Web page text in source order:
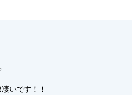
いです！！